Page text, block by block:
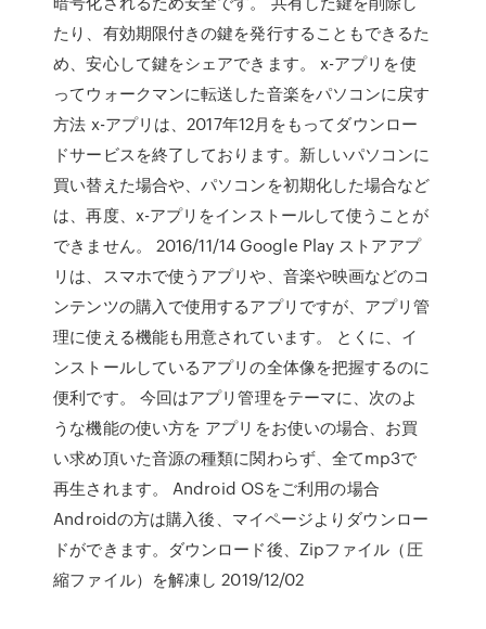
たり、有効期限付きの鍵を発行することもできるた
め、安心して鍵をシェアできます。 x-アプリを使
ってウォークマンに転送した音楽をパソコンに戻す
方法 x-アプリは、2017年12月をもってダウンロー
ドサービスを終了しております。新しいパソコンに
買い替えた場合や、パソコンを初期化した場合など
は、再度、x-アプリをインストールして使うことが
できません。 2016/11/14 Google Play ストアアプ
リは、スマホで使うアプリや、音楽や映画などのコ
ンテンツの購入で使用するアプリですが、アプリ管
理に使える機能も用意されています。 とくに、イ
ンストールしているアプリの全体像を把握するのに
便利です。 今回はアプリ管理をテーマに、次のよ
うな機能の使い方を アプリをお使いの場合、お買
い求め頂いた音源の種類に関わらず、全てmp3で
再生されます。 Android OSをご利用の場合
Androidの方は購入後、マイページよりダウンロー
ドができます。ダウンロード後、Zipファイル（圧
縮ファイル）を解凍し 2019/12/02